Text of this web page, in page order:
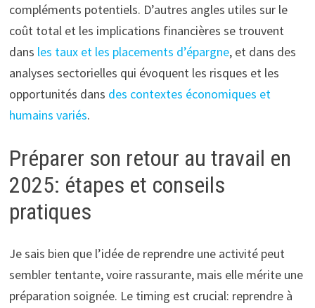
compléments potentiels. D’autres angles utiles sur le
coût total et les implications financières se trouvent
dans les taux et les placements d’épargne, et dans des
analyses sectorielles qui évoquent les risques et les
opportunités dans des contextes économiques et
humains variés.
Préparer son retour au travail en
2025: étapes et conseils
pratiques
Je sais bien que l’idée de reprendre une activité peut
sembler tentante, voire rassurante, mais elle mérite une
préparation soignée. Le timing est crucial: reprendre à